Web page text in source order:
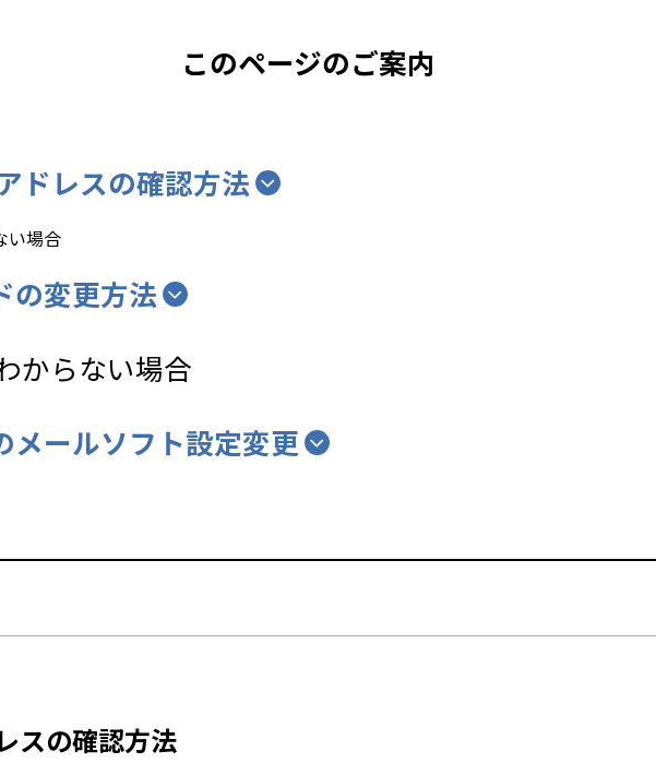
このページのご案内
ドレスの確認方法
い場合
の変更方法
からない場合
メールソフト設定変更
スの確認方法